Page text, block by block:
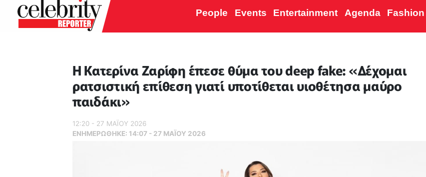
People Events Entertainment Agenda Fashion
H Κατερίνα Ζαρίφη έπεσε θύμα του deep fake: «Δέχομαι
ρατσιστική επίθεση γιατί υποτίθεται υιοθέτησα μαύρο
παιδάκι»
12:20 - 27 ΜΑΪ́ΟΥ 2026
ΕΝΗΜΕΡΏΘΗΚΕ: 14:07 - 27 ΜΑΪ́ΟΥ 2026